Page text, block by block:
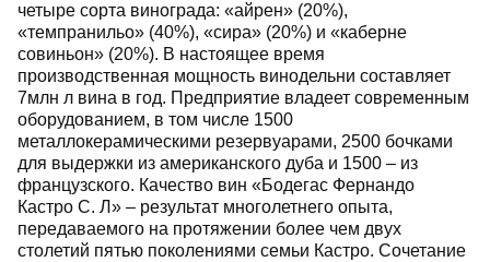
четыре сорта винограда: «айрен» (20%),
«темпранильо» (40%), «сира» (20%) и «каберне
совиньон» (20%). В настоящее время
производственная мощность винодельни составляет
7млн л вина в год. Предприятие владеет современным
оборудованием, в том числе 1500
металлокерамическими резервуарами, 2500 бочками
для выдержки из американского дуба и 1500 – из
французского. Качество вин «Бодегас Фернандо
Кастро С. Л» – результат многолетнего опыта,
передаваемого на протяжении более чем двух
столетий пятью поколениями семьи Кастро. Сочетание